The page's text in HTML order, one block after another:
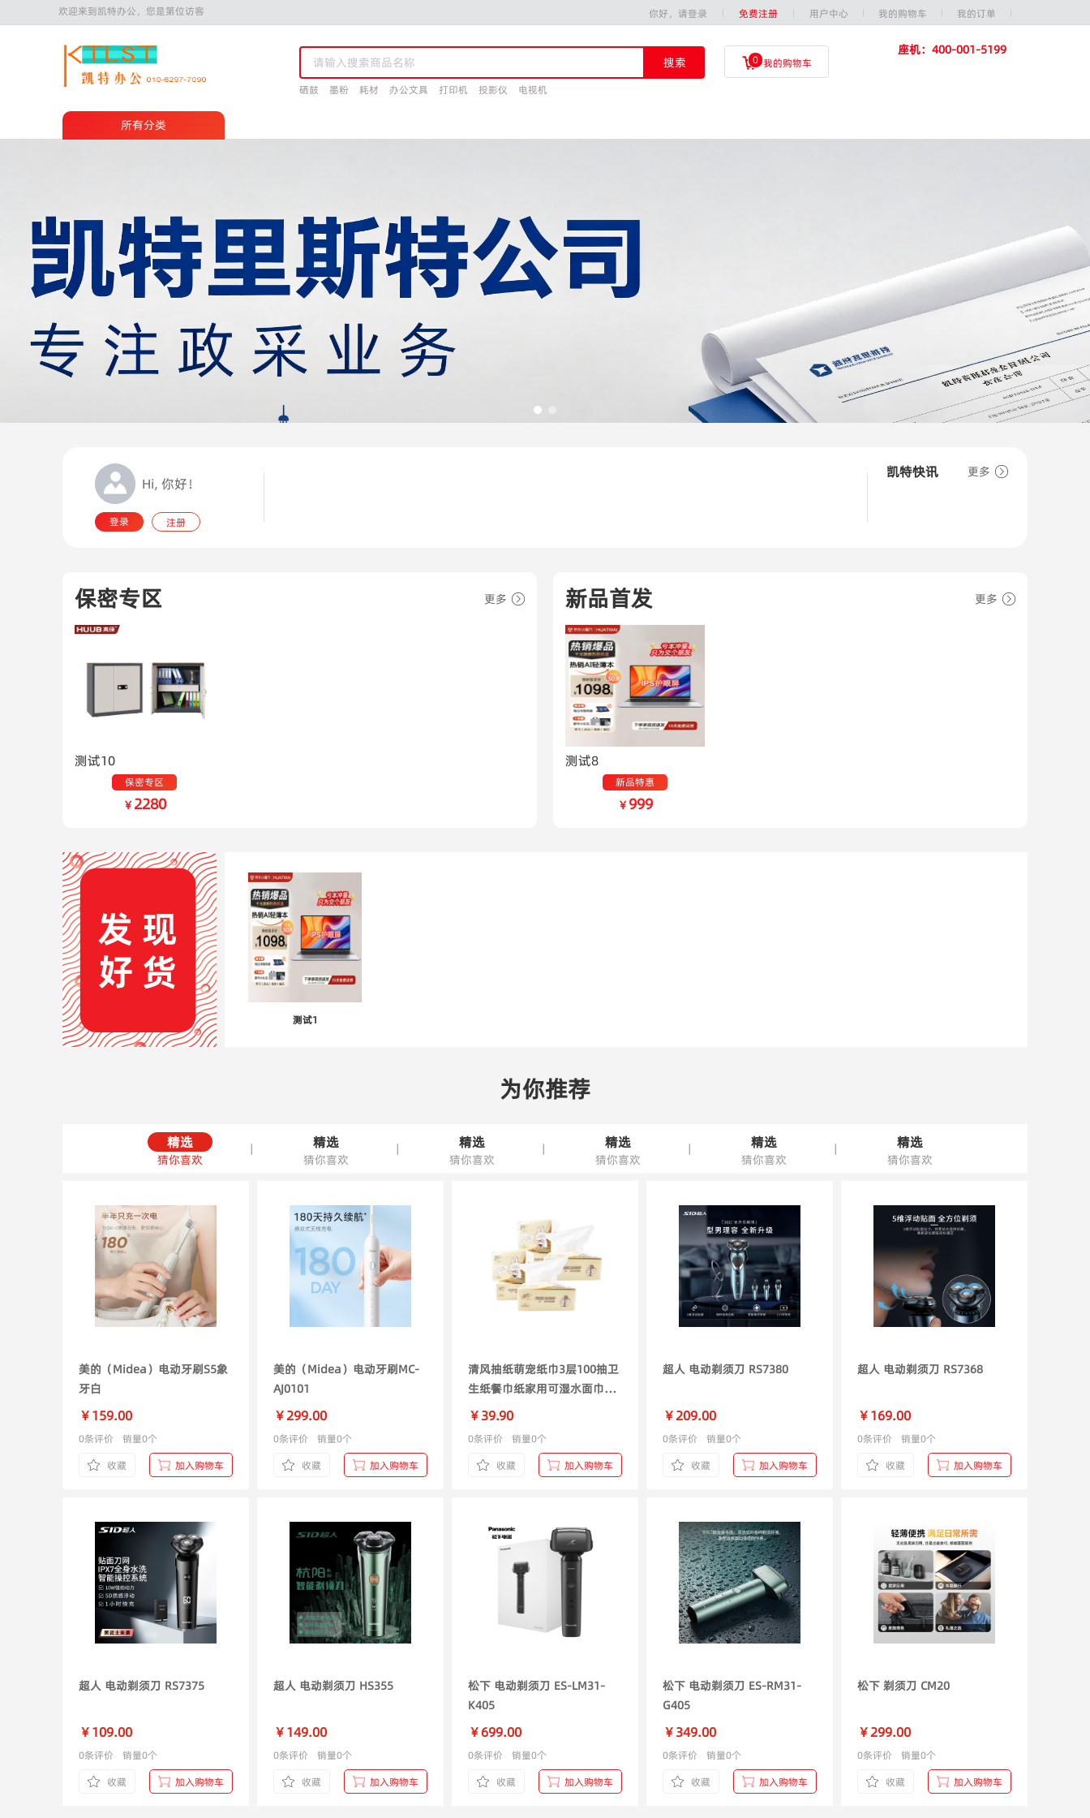
欢迎来到凯特办公，您是第位访客 你好，请登录 免费注册 用户中心 我的购物车 我的订单
所有分类
搜索
硒鼓 墨粉 耗材 办公文具 打印机 投影仪 电视机
0 我的购物车
座机：400-001-5199
Hi, 你好！
登录 注册
凯特快讯 更多
保密专区 更多
测试10
保密专区
￥ 2280
新品首发 更多
测试8
新品特惠
￥ 999
测试1
为你推荐
精选
猜你喜欢
| 精选
猜你喜欢
| 精选
猜你喜欢
| 精选
猜你喜欢
| 精选
猜你喜欢
| 精选
猜你喜欢
美的（Midea）电动牙刷S5象
牙白
￥159.00
0条评价
销量0个
收藏
加入购物车
美的（Midea）电动牙刷MC-
AJ0101
￥299.00
0条评价
销量0个
收藏
加入购物车
清风抽纸萌宠纸巾3层100抽卫
生纸餐巾纸家用可湿水面巾纸
AR62GDT 3层 100抽*6包
￥39.90
0条评价
销量0个
收藏
加入购物车
超人 电动剃须刀 RS7380
￥209.00
0条评价
销量0个
收藏
加入购物车
超人 电动剃须刀 RS7368
￥169.00
0条评价
销量0个
收藏
加入购物车
超人 电动剃须刀 RS7375
￥109.00
0条评价
销量0个
收藏
加入购物车
超人 电动剃须刀 HS355
￥149.00
0条评价
销量0个
收藏
加入购物车
松下 电动剃须刀 ES-LM31-
K405
￥699.00
0条评价
销量0个
收藏
加入购物车
松下 电动剃须刀 ES-RM31-
G405
￥349.00
0条评价
销量0个
收藏
加入购物车
松下 剃须刀 CM20
￥299.00
0条评价
销量0个
收藏
加入购物车